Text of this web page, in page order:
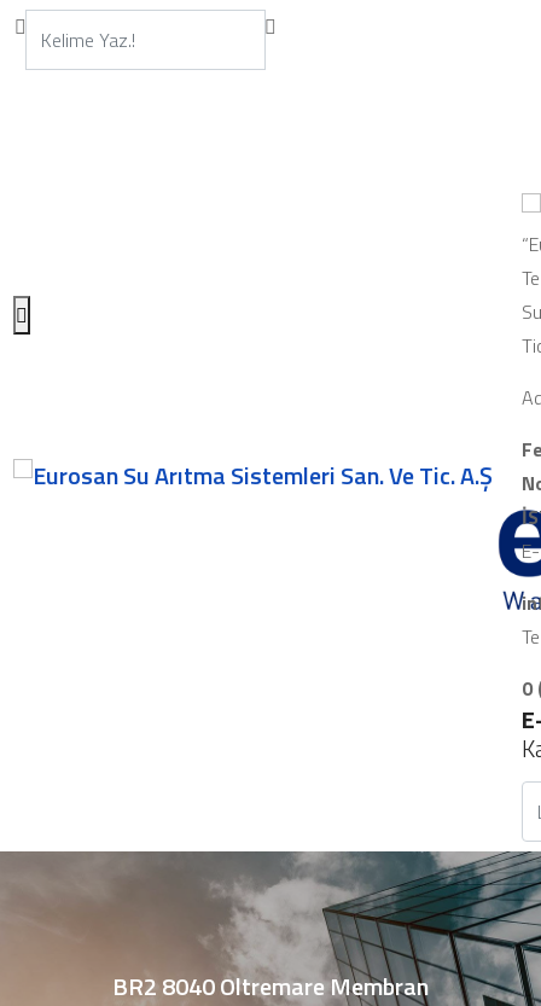
0
BR2 8040 Oltremare Membran